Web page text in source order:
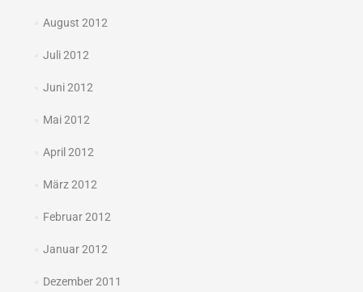
August 2012
Juli 2012
Juni 2012
Mai 2012
April 2012
März 2012
Februar 2012
Januar 2012
Dezember 2011